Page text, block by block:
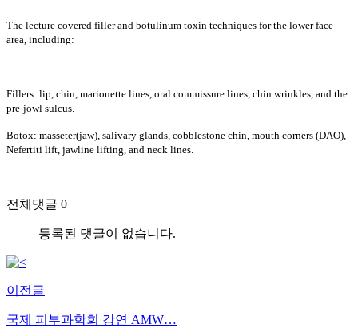
The lecture covered filler and botulinum toxin techniques for the lower face
area, including:
Fillers: lip, chin, marionette lines, oral commissure lines, chin wrinkles, and the
pre-jowl sulcus.
Botox: masseter(jaw), salivary glands, cobblestone chin, mouth corners (DAO),
Nefertiti lift, jawline lifting, and neck lines.
전체댓글 0
등록된 댓글이 없습니다.
이전글
국제 피부과학회 강연 AMW…